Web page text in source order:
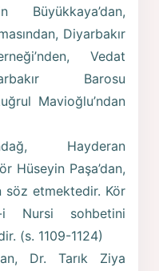
Büyükkaya’dan,
Diyarbakır
Vedat
Barosu
Mavioğlu’ndan
Hayderan
Hüseyin Paşa’dan,
söz etmektedir. Kör
i Nursi sohbetini
(s. 1109-1124)
Dr. Tarık Ziya